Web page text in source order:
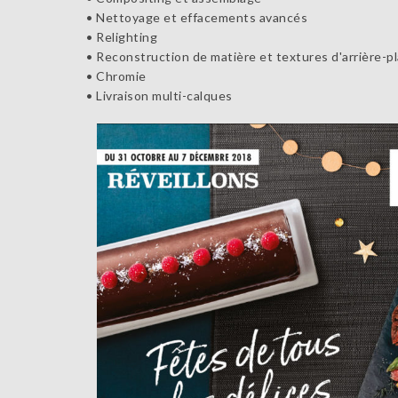
• Nettoyage et effacements avancés
• Relighting
• Reconstruction de matière et textures d'arrière-
• Chromie
• Livraison multi-calques